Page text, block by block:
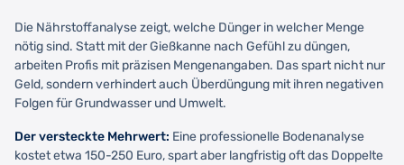
Die Nährstoffanalyse zeigt, welche Dünger in welcher Menge
nötig sind. Statt mit der Gießkanne nach Gefühl zu düngen,
arbeiten Profis mit präzisen Mengenangaben. Das spart nicht nur
Geld, sondern verhindert auch Überdüngung mit ihren negativen
Folgen für Grundwasser und Umwelt.
Der versteckte Mehrwert: Eine professionelle Bodenanalyse
kostet etwa 150-250 Euro, spart aber langfristig oft das Doppelte